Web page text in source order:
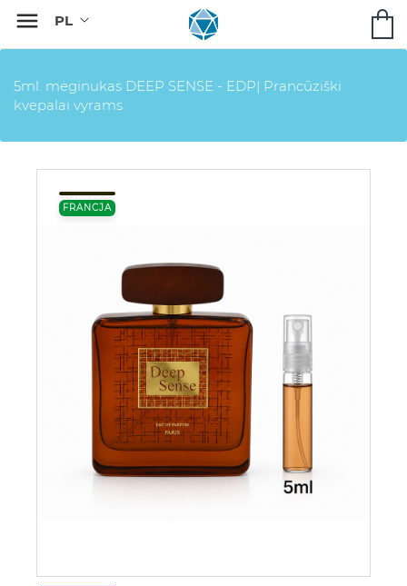

5ml. mėginukas DEEP SENSE - EDP| Prancūziški
kvepalai vyrams
FRANCJA